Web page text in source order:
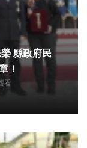
縣政府民
！
看